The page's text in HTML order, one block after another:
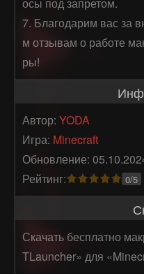
7. Благодарим вас за
м отзывам о работе
ры!
Автор: YODA
Игра: Minecraft
Обновление:
Рейтинг:
0/5
Скачать бесплатно
TLauncher» для